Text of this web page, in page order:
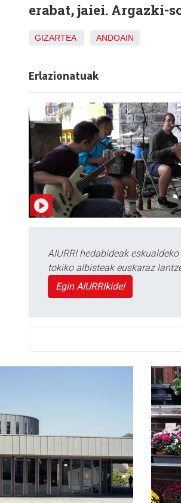
erabat, jaiei. Argazki-
GIZARTEA ANDOAIN
Erlazionatuak
AIURRI hedabideak
tokiko albisteak euskaraz
Egin AIURRIkide!